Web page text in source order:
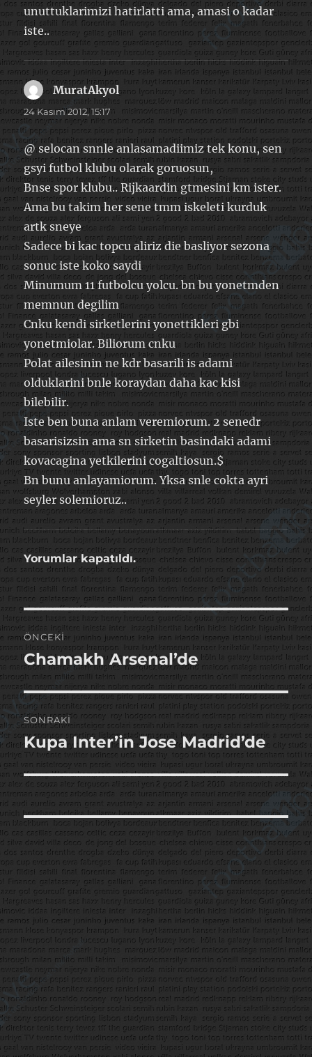
unuttuklarimizi hatirlatti ama, amasi o kadar
iste..
MuratAkyoldedi
ki:
24 Kasım 2012, 15:17
@ selocan snnle anlasamadiimiz tek konu, sen
gsyi futbol klubu olarak goruosun,
Bnse spor klubu.. Rijkaardin gtmesini km ister.
Ama bu takim her sene tmm iskeleti kurduk
artk sneye
Sadece bi kac topcu aliriz die basliyor sezona
sonuc iste koko saydi
Minumum 11 futbolcu yolcu. bn bu yonetmden
memnun degilim
Cnku kendi sirketlerini yonettikleri gbi
yonetmiolar. Biliorum cnku
Polat ailesinin ne kdr basarili is adami
olduklarini bnle koraydan daha kac kisi
bilebilir.
Iste ben buna anlam veremiorum. 2 senedr
basarisizsin ama sn sirketin basindaki adami
kovacagina yetkilerini cogaltiosun.$
Bn bunu anlayamiorum. Yksa snle cokta ayri
seyler solemioruz..
Yorumlar kapatıldı.
Yazı
gezinmesi
ÖNCEKI
Önceki
yazı:
Chamakh Arsenal’de
SONRAKI
Sonraki
yazı:
Kupa Inter’in Jose Madrid’de